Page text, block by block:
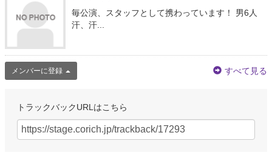
毎公演、スタッフとして携わっています！ 男6人
汗、汗...
メンバーに登録 すべて見る
トラックバックURLはこちら